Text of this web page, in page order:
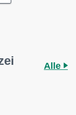
Alle